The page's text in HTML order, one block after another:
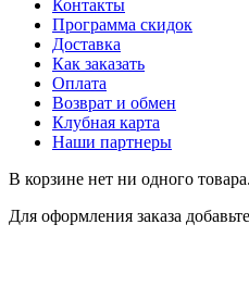
Контакты
Программа скидок
Доставка
Как заказать
Оплата
Возврат и обмен
Клубная карта
Наши партнеры
В корзине нет ни одного товара.
Для оформления заказа